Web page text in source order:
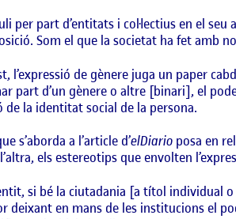
per part d’entitats i col·lectius en el
Som el que la societat ha fet amb
l’expressió de gènere juga un paper
part d’un gènere o altre [binari], el
de la identitat social de la persona.
s’aborda a l’article d’elDiario posa en
els estereotips que envolten
si bé la ciutadania [a títol individual
deixant en mans de les institucions el